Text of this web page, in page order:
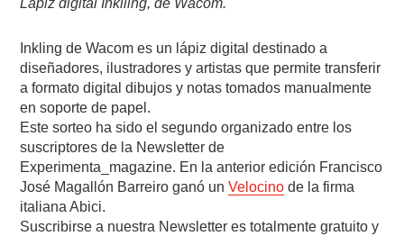
Lápiz digital Inkiling, de Wacom.
Inkling de Wacom es un lápiz digital destinado a
diseñadores, ilustradores y artistas que permite transferir
a formato digital dibujos y notas tomados manualmente
en soporte de papel.
Este sorteo ha sido el segundo organizado entre los
suscriptores de la Newsletter de
Experimenta_magazine. En la anterior edición Francisco
José Magallón Barreiro ganó unVelocino de la firma
italiana Abici.
Suscribirse a nuestra Newsletter es totalmente gratuito y